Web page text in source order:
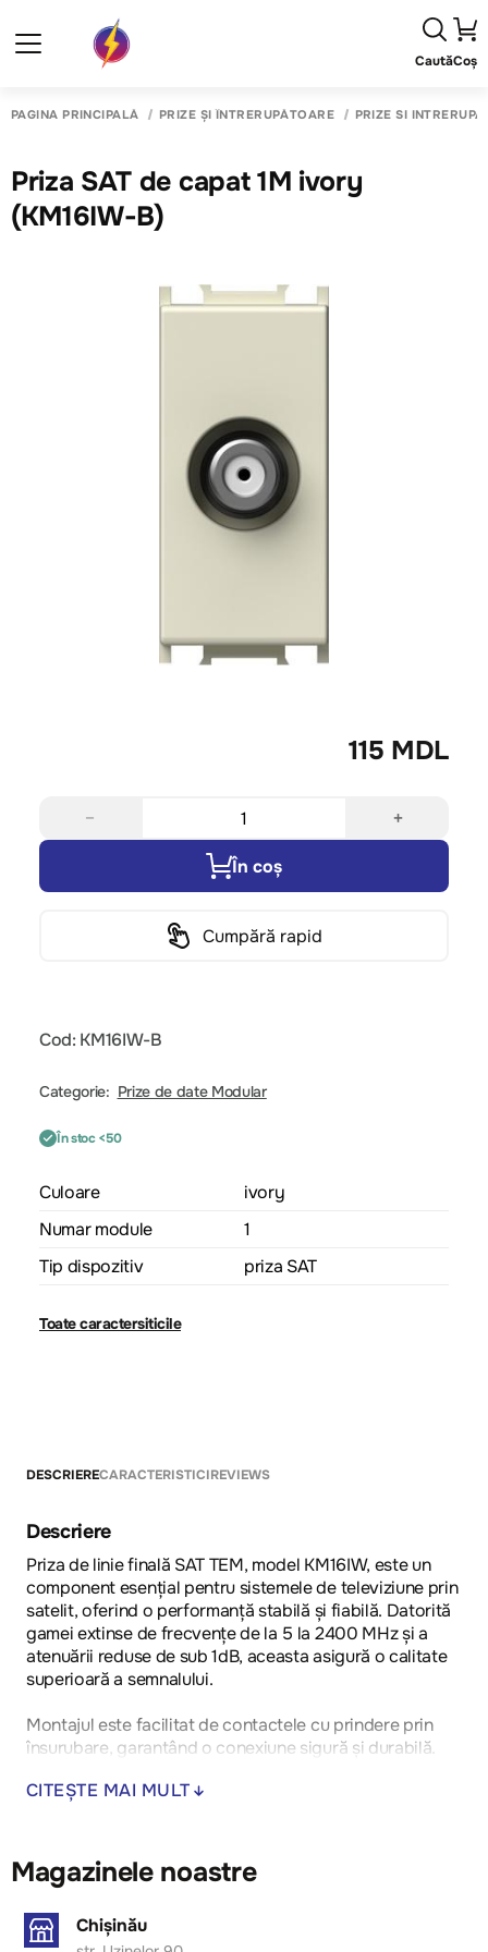
CautăCoș
PAGINA PRINCIPALĂ PRIZE ȘI ÎNTRERUPĂTOARE PRIZE SI
Priza SAT de capat 1M ivory
(KM16IW-B)
115 MDL
− +
În coș
Cumpără rapid
Cod: KM16IW-B
Categorie: Prize de date Modular
În stoc <50
Culoare
ivory
Numar module
1
Tip dispozitiv
priza SAT
Toate caractersiticile
DESCRIERECARACTERISTICIREVIEWS
Descriere
Priza de linie finală SAT TEM, model KM16IW, este un
component esențial pentru sistemele de televiziune prin
satelit, oferind o performanță stabilă și fiabilă. Datorită
gamei extinse de frecvențe de la 5 la 2400 MHz și a
atenuării reduse de sub 1dB, aceasta asigură o calitate
superioară a semnalului.
Montajul este facilitat de contactele cu prindere prin
însurubare, garantând o conexiune sigură și durabilă.
60169-2, permite integrarea ușoară în diverse
Priza este conformă cu standardul EN 50083-1, ceea
ce subliniază calitatea și compatibilitatea sa cu
cerințele moderne. Este ideală pentru utilizare în spații
rezidențiale și comerciale, unde este necesară o soluție
CITEȘTE MAI MULT
Magazinele noastre
Chișinău